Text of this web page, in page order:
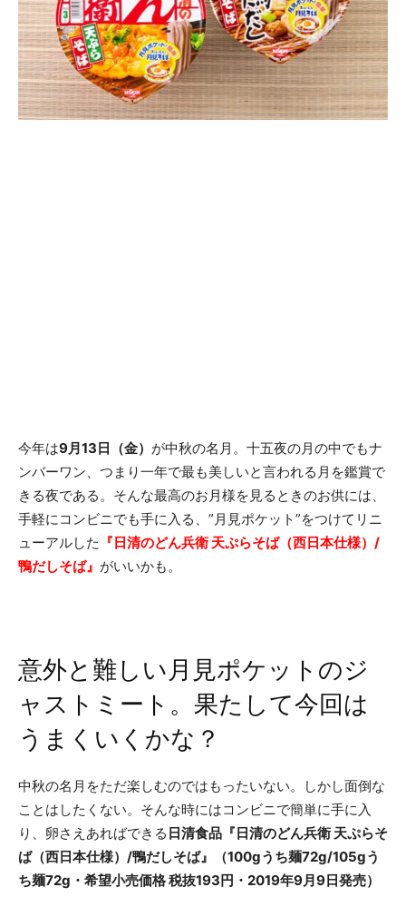
今年は9月13日（金） が中秋の名月。十五夜の月の中でもナ
ンバーワン、つまり一年で最も美しいと言われる月を鑑賞で
きる夜である。そんな最高のお月様を見るときのお供には、
手軽にコンビニでも手に入る、”月見ポケット”をつけてリニ
ューアルした 『日清のどん兵衛 天ぷらそば（西日本仕様）/
鴨だしそば』 がいいかも。
意外と難しい月見ポケットのジ
ャストミート。果たして今回は
うまくいくかな？
中秋の名月をただ楽しむのではもったいない。しかし面倒な
ことはしたくない。そんな時にはコンビニで簡単に手に入
り、卵さえあればできる 日清食品『日清のどん兵衛 天ぷらそ
ば（西日本仕様）/鴨だしそば』（100gうち麺72g/105gう
ち麺72g・希望小売価格 税抜193円・2019年9月9日発売）